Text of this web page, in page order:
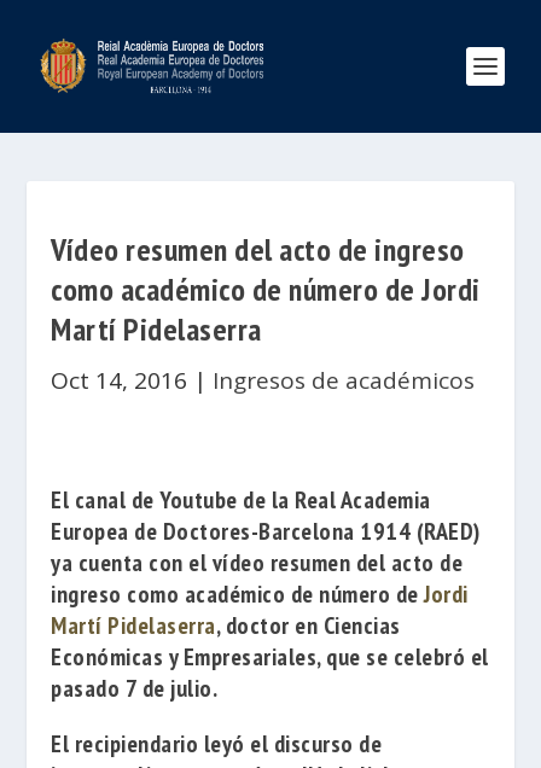
Vídeo resumen del acto de ingreso
como académico de número de Jordi
Martí Pidelaserra
Oct 14, 2016 | Ingresos de académicos
El canal de Youtube de la Real Academia
Europea de Doctores-Barcelona 1914 (RAED)
ya cuenta con el vídeo resumen del acto de
ingreso como académico de número deJordi
Martí Pidelaserra, doctor en Ciencias
Económicas y Empresariales,que se celebró el
pasado 7 de julio.
El recipiendario leyó el discurso de